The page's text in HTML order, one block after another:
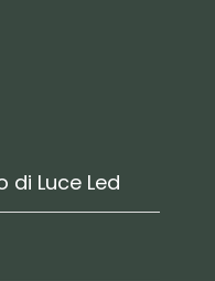
di Luce Led